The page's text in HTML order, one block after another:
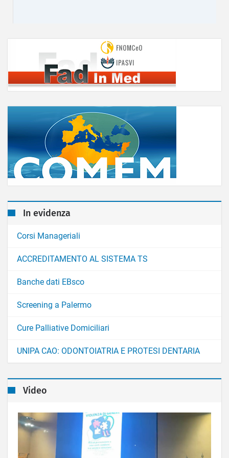
In evidenza
Corsi Manageriali
ACCREDITAMENTO AL SISTEMA TS
Banche dati EBsco
Screening a Palermo
Cure Palliative Domiciliari
UNIPA CAO: ODONTOIATRIA E PROTESI DENTARIA
Video